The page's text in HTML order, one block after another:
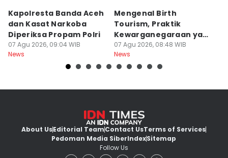
Kapolresta Banda Aceh
dan Kasat Narkoba
Diperiksa Propam Polri
07 Agu 2026, 09:04 WIB
News
Mengenal Birth
Tourism, Praktik
Kewarganegaraan yang
Bikin Trump Gerah
07 Agu 2026, 08:48 WIB
News
About UsEditorial TeamContact UsTerms of Services
Pedoman Media SiberIndexSitemap
Follow Us